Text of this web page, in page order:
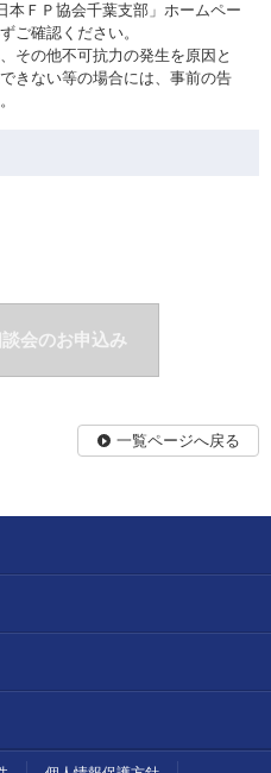
本ＦＰ協会千葉支部」ホームペー
ご確認ください。
その他不可抗力の発生を原因と
きない等の場合には、事前の告
会のお申込み
一覧ページへ戻る